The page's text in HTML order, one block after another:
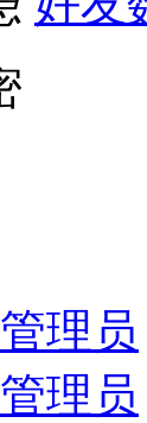
管理员
管理员